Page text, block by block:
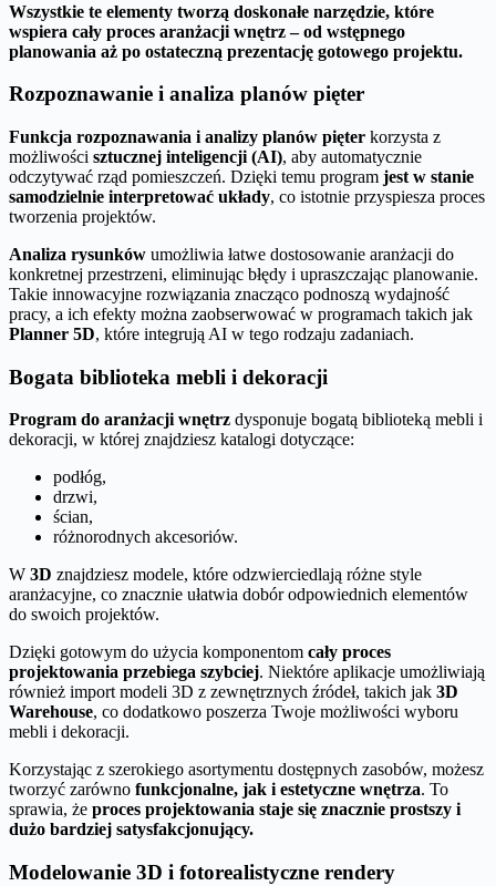
Wszystkie te elementy tworzą doskonałe narzędzie, które
wspiera cały proces aranżacji wnętrz – od wstępnego
planowania aż po ostateczną prezentację gotowego projektu.
Rozpoznawanie i analiza planów pięter
Funkcja rozpoznawania i analizy planów pięter korzysta z
możliwości sztucznej inteligencji (AI), aby automatycznie
odczytywać rząd pomieszczeń. Dzięki temu program jest w stanie
samodzielnie interpretować układy, co istotnie przyspiesza proces
tworzenia projektów.
Analiza rysunków umożliwia łatwe dostosowanie aranżacji do
konkretnej przestrzeni, eliminując błędy i upraszczając planowanie.
Takie innowacyjne rozwiązania znacząco podnoszą wydajność
pracy, a ich efekty można zaobserwować w programach takich jak
Planner 5D, które integrują AI w tego rodzaju zadaniach.
Bogata biblioteka mebli i dekoracji
Program do aranżacji wnętrz dysponuje bogatą biblioteką mebli i
dekoracji, w której znajdziesz katalogi dotyczące:
podłóg,
drzwi,
ścian,
różnorodnych akcesoriów.
W 3D znajdziesz modele, które odzwierciedlają różne style
aranżacyjne, co znacznie ułatwia dobór odpowiednich elementów
do swoich projektów.
Dzięki gotowym do użycia komponentom cały proces
projektowania przebiega szybciej. Niektóre aplikacje umożliwiają
również import modeli 3D z zewnętrznych źródeł, takich jak 3D
Warehouse, co dodatkowo poszerza Twoje możliwości wyboru
mebli i dekoracji.
Korzystając z szerokiego asortymentu dostępnych zasobów, możesz
tworzyć zarówno funkcjonalne, jak i estetyczne wnętrza. To
sprawia, że proces projektowania staje się znacznie prostszy i
dużo bardziej satysfakcjonujący.
Modelowanie 3D i fotorealistyczne rendery